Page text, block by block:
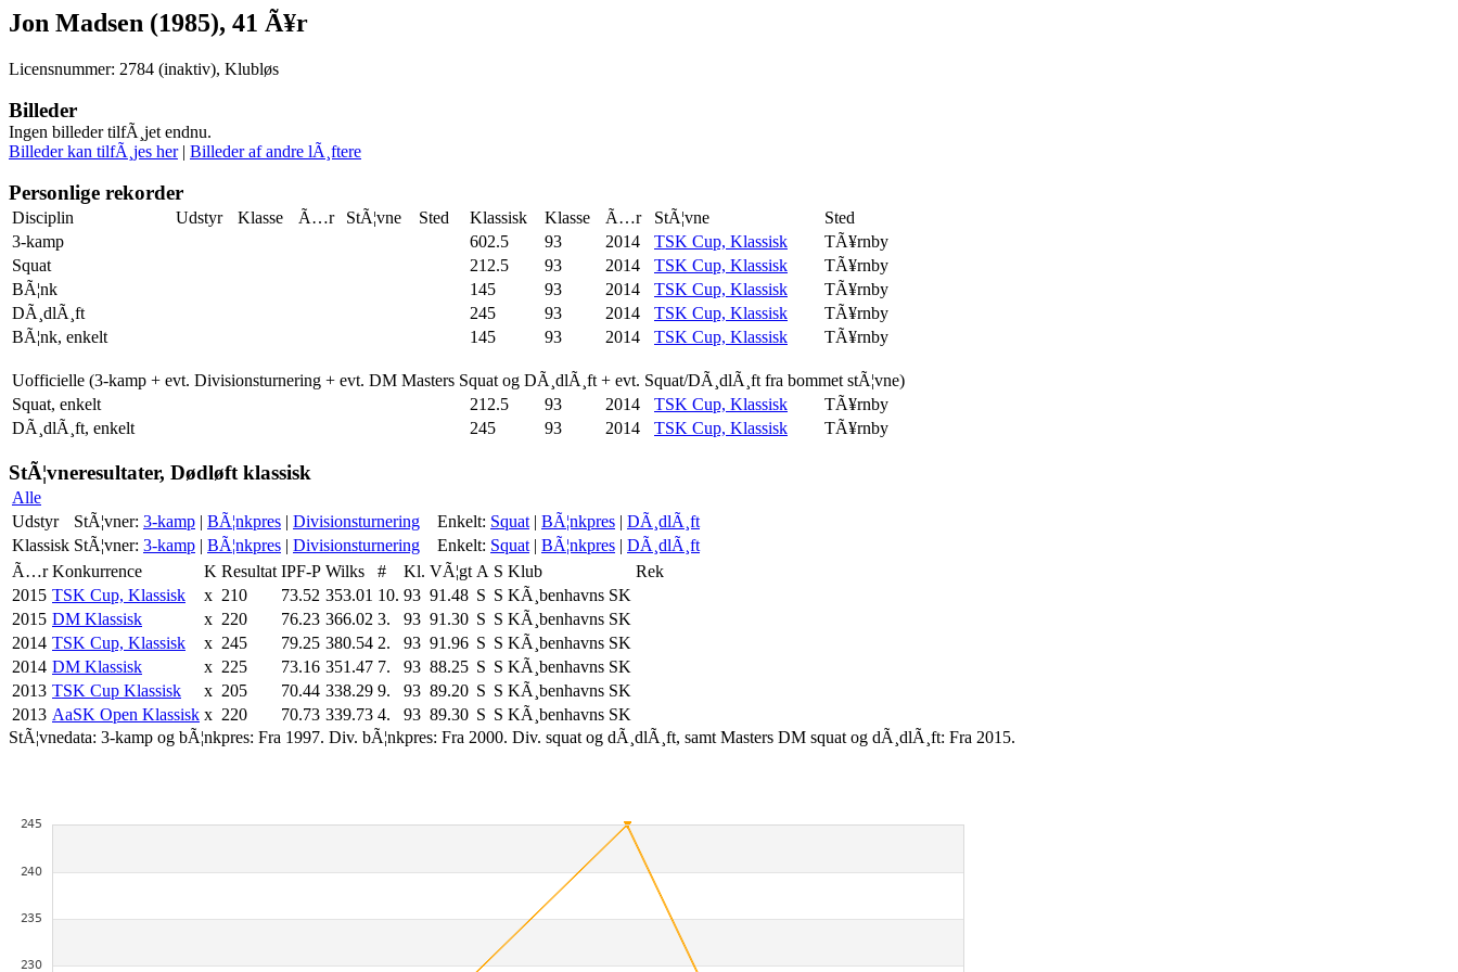
Jon Madsen (1985), 41 Ã¥r
Licensnummer: 2784 (inaktiv), Klubløs
Billeder
Ingen billeder tilfÃ¸jet endnu.
Billeder kan tilfÃ¸jes her| Billeder af andre lÃ¸ftere
Personlige rekorder
Disciplin Udstyr Klasse Ã…r StÃ¦vne Sted Klassisk Klasse Ã…r StÃ¦vne
Sted
3-kamp
602.5 93 2014 TSK Cup, Klassisk
TÃ¥rnby
Squat
212.5 93 2014 TSK Cup, Klassisk
TÃ¥rnby
BÃ¦nk
145 93 2014 TSK Cup, Klassisk
TÃ¥rnby
DÃ¸dlÃ¸ft
245 93 2014 TSK Cup, Klassisk
TÃ¥rnby
BÃ¦nk, enkelt
145 93 2014 TSK Cup, Klassisk TÃ¥rnby
Uofficielle (3-kamp + evt. Divisionsturnering + evt. DM Masters Squat og DÃ¸dlÃ¸ft + evt. Squat/DÃ¸dlÃ¸ft fra bommet stÃ¦vne)
Squat, enkelt
212.5 93 2014 TSK Cup, Klassisk
TÃ¥rnby
DÃ¸dlÃ¸ft, enkelt
245 93 2014 TSK Cup, Klassisk TÃ¥rnby
StÃ¦vneresultater, Dødløft klassisk
Alle
Udstyr
StÃ¦vner: 3-kamp | BÃ¦nkpres | Divisionsturnering Enkelt: Squat | BÃ¦nkpres | DÃ¸dlÃ¸ft
Klassisk StÃ¦vner: 3-kamp | BÃ¦nkpres | Divisionsturnering Enkelt: Squat | BÃ¦nkpres | DÃ¸dlÃ¸ft
Ã…r Konkurrence K Resultat IPF-P Wilks # Kl. VÃ¦gt A S Klub
Rek
2015 TSK Cup, Klassisk x 210 73.52 353.01 10. 93 91.48 S S KÃ¸benhavns SK
2015 DM Klassisk x 220 76.23 366.02 3. 93 91.30 S S KÃ¸benhavns SK
2014 TSK Cup, Klassisk x 245 79.25 380.54 2. 93 91.96 S S KÃ¸benhavns SK
2014 DM Klassisk x 225 73.16 351.47 7. 93 88.25 S S KÃ¸benhavns SK
2013 TSK Cup Klassisk x 205 70.44 338.29 9. 93 89.20 S S KÃ¸benhavns SK
2013 AaSK Open Klassisk x 220 70.73 339.73 4. 93 89.30 S S KÃ¸benhavns SK
StÃ¦vnedata: 3-kamp og bÃ¦nkpres: Fra 1997. Div. bÃ¦nkpres: Fra 2000. Div. squat og dÃ¸dlÃ¸ft, samt Masters DM squat og dÃ¸dlÃ¸ft: Fra 2015.